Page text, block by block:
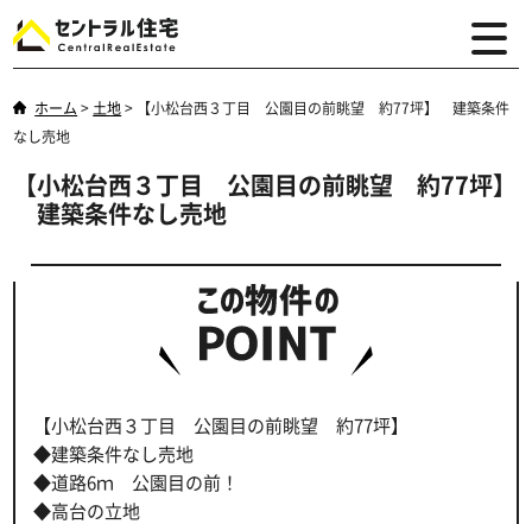
ホーム > 土地>
【小松台西３丁目 公園目の前眺望 約77坪】 建築条件
なし売地
【小松台西３丁目 公園目の前眺望 約77坪】
建築条件なし売地
【小松台西３丁目 公園目の前眺望 約77坪】
◆建築条件なし売地
◆道路6ｍ 公園目の前！
◆高台の立地